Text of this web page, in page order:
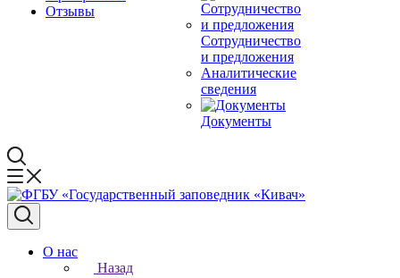
Отзывы
Сотрудничество
и предложения
Аналитические
сведения
Документы
О нас
Назад